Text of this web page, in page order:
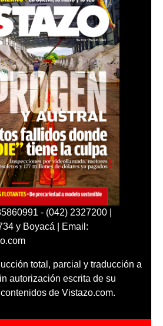
- (042) 2327200 |
y Boyacá | Email:
total, parcial y traducción a
autorización escrita de su
de Vistazo.com.